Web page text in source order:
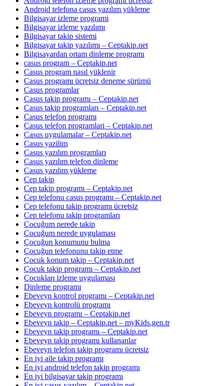
Android telefona casus yazılım yükleme
Bilgisayar izleme programi
Bilgisayar izleme yazılımı
Bilgisayar takip sistemi
Bilgisayar takip yazılımı – Ceptakip.net
Bilgisayardan ortam dinleme programı
casus program – Ceptakip.net
Casus program nasıl yüklenir
Casus programı ücretsiz deneme sürümü
Casus programlar
Casus takip programı – Ceptakip.net
Casus takip programları – Ceptakip.net
Casus telefon programı
Casus telefon programlari – Ceptakip.net
Casus uygulamalar – Ceptakip.net
Casus yazilim
Casus yazılım programları
Casus yazılım telefon dinleme
Casus yazılım yükleme
Cep takip
Cep takip programı – Ceptakip.net
Cep telefonu casus programı – Ceptakip.net
Cep telefonu takip programı ücretsiz
Cep telefonu takip programları
Çocuğum nerede takip
Çocuğum nerede uygulaması
Çocuğun konumunu bulma
Çocuğun telefonunu takip etme
Çocuk konum takip – Ceptakip.net
Çocuk takip programı – Ceptakip.net
Çocukları izleme uygulaması
Dinleme programı
Ebeveyn kontrol programı – Ceptakip.net
Ebeveyn kontrolü programı
Ebeveyn programı – Ceptakip.net
Ebeveyn takip – Ceptakip.net – myKids.gen.tr
Ebeveyn takip programı – Ceptakip.net
Ebeveyn takip programı kullananlar
Ebeveyn telefon takip programı ücretsiz
En iyi aile takip programı
En iyi android telefon takip programı
En iyi bilgisayar takip programı